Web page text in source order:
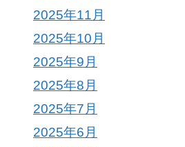
2025年11月
2025年10月
2025年9月
2025年8月
2025年7月
2025年6月